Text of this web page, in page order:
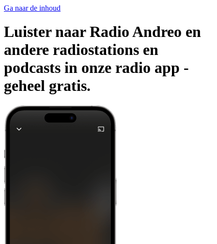
Ga naar de inhoud
Luister naar Radio Andreo en
andere radiostations en
podcasts in onze radio app -
geheel gratis.